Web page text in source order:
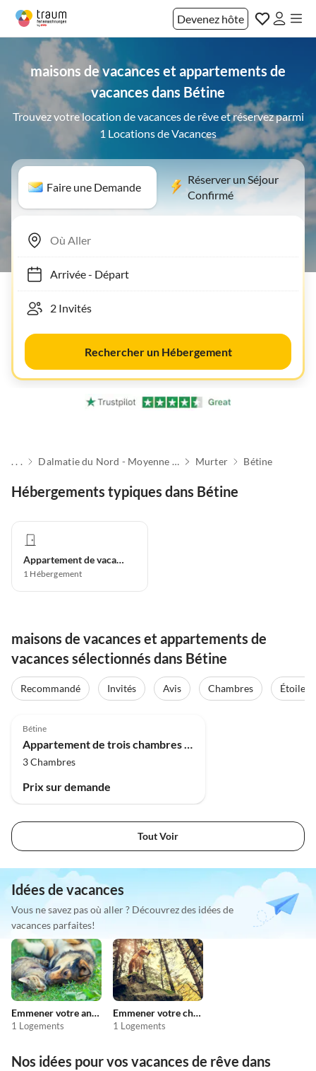
Devenez hôte
maisons de vacances et appartements de
vacances dans Bétine
Trouvez votre location de vacances de rêve et réservez parmi
1 Locations de Vacances
Faire une Demande
Réserver un Séjour
Confirmé
Arrivée- Départ
Rechercher un Hébergement
. . . Dalmatie du Nord - Moyenne Adriatique Murter Bétine
Hébergements typiques dans Bétine
Appartement de vacances
1 Hébergement
maisons de vacances et appartements de
vacances sélectionnés dans Bétine
Recommandé Invités Avis Chambres Étoiles
Bétine
3 Chambres
Prix sur demande
Tout Voir
Idées de vacances
Vous ne savez pas où aller ? Découvrez des idées de
vacances parfaites!
Emmener votre animal en vacances
1 Logements
Emmener votre chien en vacances
1 Logements
Nos idées pour vos vacances de rêve dans